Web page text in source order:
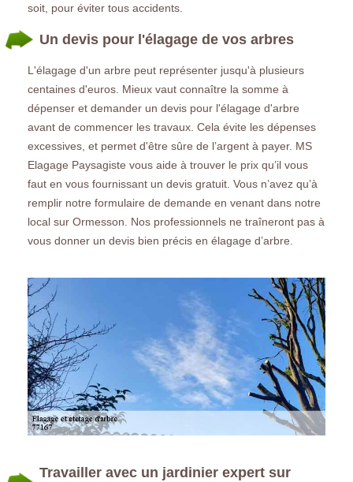
soit, pour éviter tous accidents.
Un devis pour l'élagage de vos arbres
L'élagage d'un arbre peut représenter jusqu'à plusieurs
centaines d'euros. Mieux vaut connaître la somme à
dépenser et demander un devis pour l'élagage d'arbre
avant de commencer les travaux. Cela évite les dépenses
excessives, et permet d'être sûre de l’argent à payer. MS
Elagage Paysagiste vous aide à trouver le prix qu’il vous
faut en vous fournissant un devis gratuit. Vous n’avez qu’à
remplir notre formulaire de demande en venant dans notre
local sur Ormesson. Nos professionnels ne traîneront pas à
vous donner un devis bien précis en élagage d’arbre.
Travailler avec un jardinier expert sur